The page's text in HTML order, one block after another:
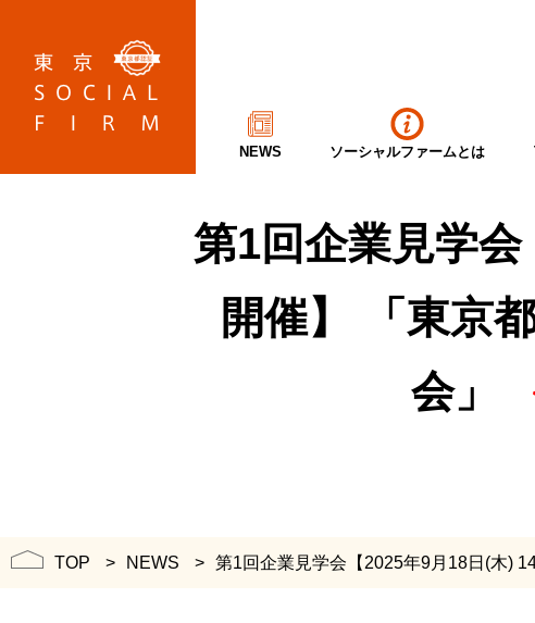
NEWS ソーシャルファームとは
第1回企業見学
開催】 「東京
会」
TOP NEWS 第1回企業見学会【2025年9月18日(木)